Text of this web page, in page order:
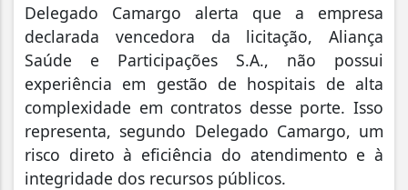
Delegado Camargo alerta que a empresa
declarada vencedora da licitação, Aliança
Saúde e Participações S.A., não possui
experiência em gestão de hospitais de alta
complexidade em contratos desse porte. Isso
representa, segundo Delegado Camargo, um
risco direto à eficiência do atendimento e à
integridade dos recursos públicos.